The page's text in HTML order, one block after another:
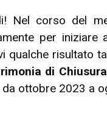
Nel corso del
per iniziare
qualche risultato
di
ottobre 2023 a